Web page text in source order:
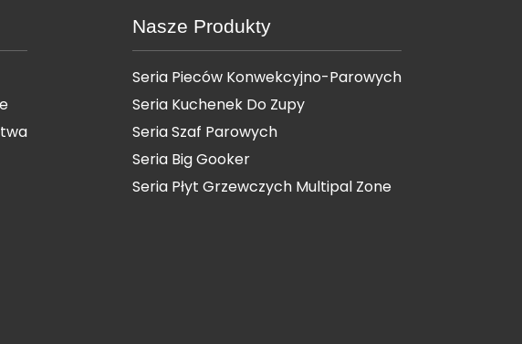
Nasze Produkty
Seria Pieców Konwekcyjno-Parowych
Seria Kuchenek Do Zupy
Seria Szaf Parowych
Seria Big Gooker
Seria Płyt Grzewczych Multipal Zone